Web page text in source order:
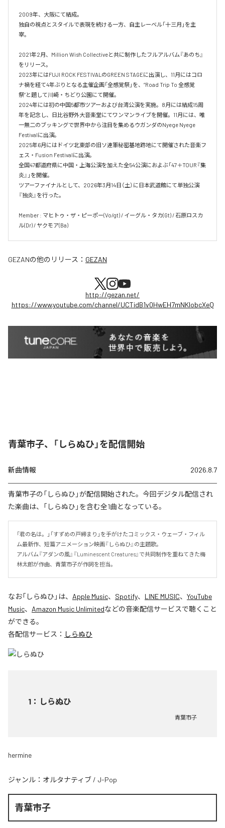
2009年、大阪にて結成。
独自の視点とスタイルで表現を続ける一方、自主レーベル「十三月」を主
宰。
2021年2月、Million Wish Collectiveと共に制作したフルアルバム『あのち』
をリリース。
2023年にはFUJI ROCK FESTIVALのGREEN STAGEに出演し、11月にはコロ
ナ禍を経て4年ぶりとなる主催企画「全感覚祭」を、“Road Trip To 全感覚
祭”と題して川崎・ちどり公園にて開催。
2024年には初の中国5都市ツアーおよび台湾公演を実施。8月には結成15周
年を記念し、日比谷野外大音楽堂にてワンマンライブを開催。11月には、唯
一無二のブッキングで世界中から注目を集めるウガンダのNyege Nyege
Festivalに出演。
2025年6月にはドイツ北東部の旧ソ連軍秘密基地跡地にて開催された音楽フ
ェス・Fusion Festivalに出演。
全国47都道府県に中国・上海公演を加えた全54公演におよぶ「47＋TOUR『集
炎』」を開催。
ツアーファイナルとして、2026年3月14日（土）に日本武道館にて単独公演
『独炎』を行った。
Member : マヒトゥ・ザ・ピーポー(Vo/gt) / イーグル・タカ(Gt) / 石原ロスカ
ル(Dr) / ヤクモア(Ba)
GEZANの他のリリース： GEZAN
http://gezan.net/
https://www.youtube.com/channel/UCTidB1v0HwEH7mNKlobcXeQ
青葉市子、「しらぬひ」を配信開始
新曲情報 2026.8.7
青葉市子の「しらぬひ」が配信開始された。今回デジタル配信され
た楽曲は、「しらぬひ」を含む全1曲となっている。
「君の名は。」「すずめの戸締まり」を手がけたコミックス・ウェーブ・フィル
ム最新作、短篇アニメーション映画『しらぬひ』の主題歌。
アルバム『アダンの風』『Luminescent Creatures』で共同制作を重ねてきた梅
林太郎が作曲、青葉市子が作詞を担当。
なお「しらぬひ 」は、 Apple Music、 Spotify、 LINE MUSIC、 YouTube
Music、 Amazon Music Unlimitedなどの音楽配信サービスで聴くこと
ができる。
各配信サービス： しらぬひ
1 ： しらぬひ
青葉市子
hermine
ジャンル： オルタナティブ / J-Pop
青葉市子